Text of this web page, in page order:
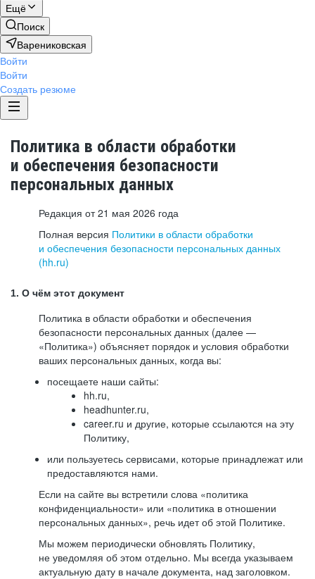
Ещё
Поиск
Варениковская
Войти
Войти
Создать резюме
Политика в области обработки
и обеспечения безопасности
персональных данных
Редакция от 21 мая 2026 года
Полная версия Политики в области обработки
и обеспечения безопасности персональных данных
(hh.ru)
1. О чём этот документ
Политика в области обработки и обеспечения
безопасности персональных данных (далее —
«Политика») объясняет порядок и условия обработки
ваших персональных данных, когда вы:
посещаете наши сайты:
hh.ru,
headhunter.ru,
career.ru и другие, которые ссылаются на эту
Политику,
или пользуетесь сервисами, которые принадлежат или
предоставляются нами.
Если на сайте вы встретили слова «политика
конфиденциальности» или «политика в отношении
персональных данных», речь идет об этой Политике.
Мы можем периодически обновлять Политику,
не уведомляя об этом отдельно. Мы всегда указываем
актуальную дату в начале документа, над заголовком.